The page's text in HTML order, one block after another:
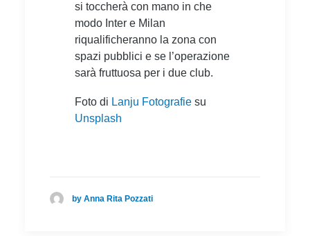
si toccherà con mano in che
modo Inter e Milan
riqualificheranno la zona con
spazi pubblici e se l’operazione
sarà fruttuosa per i due club.
Foto di Lanju Fotografie su
Unsplash
by Anna Rita Pozzati